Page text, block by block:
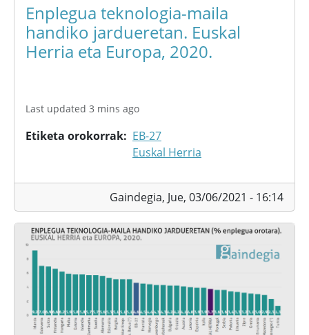
Enplegua teknologia-maila
handiko jardueretan. Euskal
Herria eta Europa, 2020.
Last updated 3 mins ago
Etiketa orokorrak
EB-27
Euskal Herria
Gaindegia, Jue, 03/06/2021 - 16:14